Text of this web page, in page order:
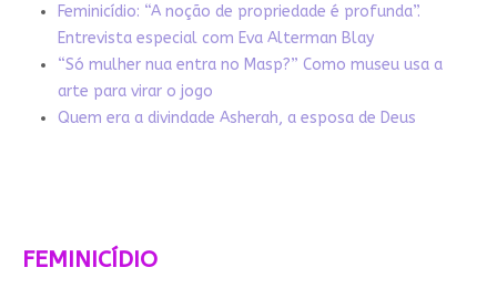
Feminicídio: “A noção de propriedade é profunda”.
Entrevista especial com Eva Alterman Blay
“Só mulher nua entra no Masp?” Como museu usa a
arte para virar o jogo
Quem era a divindade Asherah, a esposa de Deus
FEMINICÍDIO